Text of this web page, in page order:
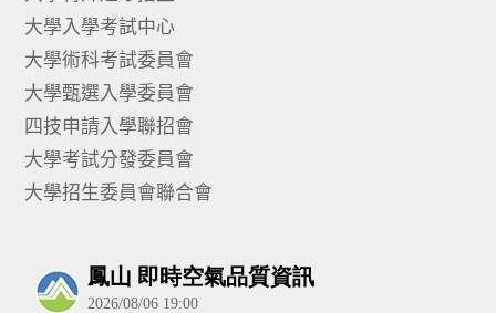
大學入學考試中心
大學術科考試委員會
大學甄選入學委員會
四技申請入學聯招會
大學考試分發委員會
大學招生委員會聯合會